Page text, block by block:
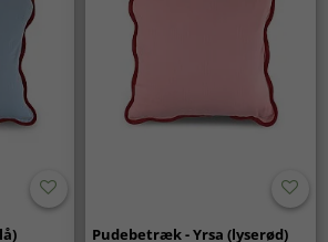
Pudebetræk - Yrsa (lyserød)